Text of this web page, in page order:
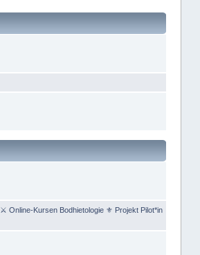
⚔ Online-Kursen Bodhietologie ⚜ Projekt Pilot*in